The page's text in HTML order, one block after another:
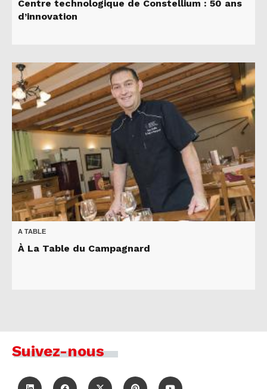
Centre technologique de Constellium : 50 ans
d’innovation
A TABLE
À La Table du Campagnard
Suivez-nous